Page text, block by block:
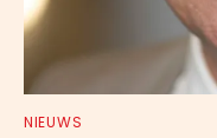
NIEUWS